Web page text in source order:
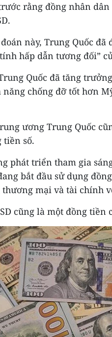
rằng đồng nhân dân
này, Trung Quốc
hấp dẫn tương đối”
Quốc đã tăng
năng chống đỡ tốt hơn
ương Trung Quốc
tiền số.
phát triển tham gia
bắt đầu sử dụng
thương mại và tài chính
cũng là một đồng tiền